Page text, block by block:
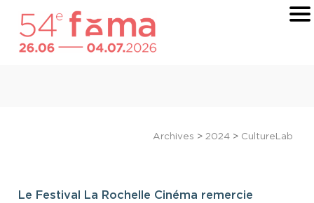
Archives > 2024 > CultureLab
Le Festival La Rochelle Cinéma remercie